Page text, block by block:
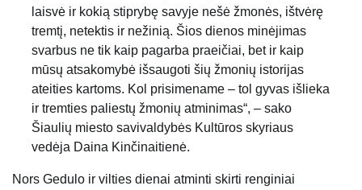
laisvė ir kokią stiprybę savyje nešė žmonės, ištvėrę
tremtį, netektis ir nežinią. Šios dienos minėjimas
svarbus ne tik kaip pagarba praeičiai, bet ir kaip
mūsų atsakomybė išsaugoti šių žmonių istorijas
ateities kartoms. Kol prisimename – tol gyvas išlieka
ir tremties paliestų žmonių atminimas“, – sako
Šiaulių miesto savivaldybės Kultūros skyriaus
vedėja Daina Kinčinaitienė.
Nors Gedulo ir vilties dienai atminti skirti renginiai